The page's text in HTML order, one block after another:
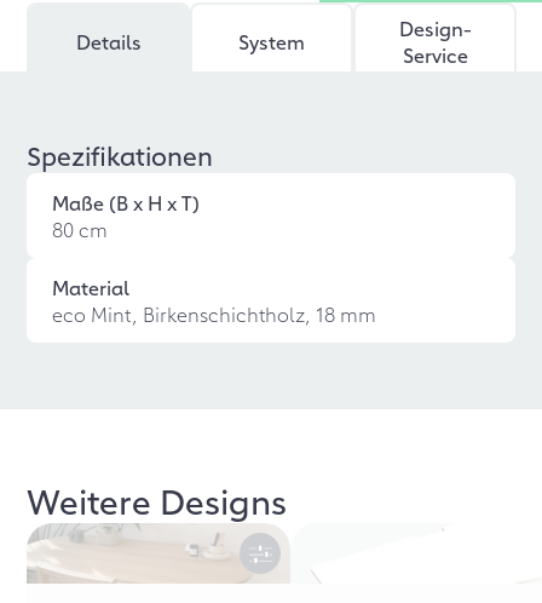
Details System
Design-
Service
Spezifikationen
Maße (B x H x T)
80 cm
Material
eco Mint, Birkenschichtholz, 18 mm
Weitere Designs